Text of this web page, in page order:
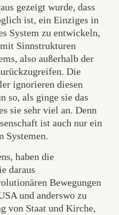
gezeigt wurde, dass
ist, ein Einziges in
System zu entwickeln,
Sinnstrukturen
also außerhalb der
Die
ignorieren diesen
so, als ginge sie das
sie sehr viel an. Denn
ist auch nur ein
Systemen.
haben die
daraus
Bewegungen
und anderswo zu
von Staat und Kirche,